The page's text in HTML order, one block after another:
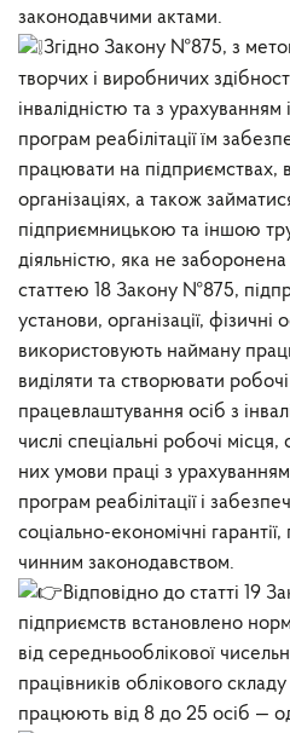
законодавчими актами.
Згідно Закону №875, з
творчих і виробничих
інвалідністю та з урахуванням
програм реабілітації їм
працювати на підприємствах,
організаціях, а також
підприємницькою та іншою
діяльністю, яка не заборонена
статтею 18 Закону №875,
установи, організації, фізичні
використовують найману
виділяти та створювати
працевлаштування осіб з
числі спеціальні робочі
них умови праці з
програм реабілітації і
соціально-економічні
чинним законодавством.
Відповідно до статті 19
підприємств встановлено
від середньооблікової
працівників облікового
працюють від 8 до 25 осіб —